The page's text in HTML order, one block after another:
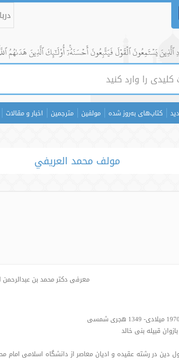
يَسۡتَمِعُونَ ٱلۡقَوۡلَ فَيَتَّبِعُونَ أَحۡسَنَهُۥٓۚ أُوْلَٰٓئِكَ ٱلَّذِينَ هَدَىٰهُمُ
کتاب‌های به‌روز شده مولفین مترجمین اخبار و مقالات
مولف محمد العريفي
معرفی دکتر محمد بن عبدالرحمن
قبیله بنی خالد